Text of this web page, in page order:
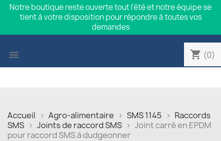
Notre boutique reste ouverte tout l'été et notre équipe se
tient à votre disposition pour répondre à toutes vos
demandes
 shopping_cart (0)
Accueil Agro-alimentaire SMS 1145
Raccords
SMS
Joints de raccord SMS
Joint carré en EPDM
pour raccord SMS à dudgeonner